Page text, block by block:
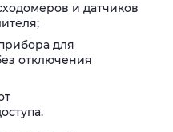
и датчиков
для
отключения